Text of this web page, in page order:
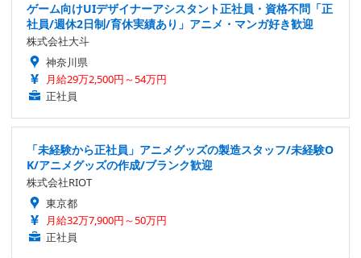
ゲーム向けUIデザイナーアシスタント正社員・資格不問「正
社員/週休2日制/育休実績あり」アニメ・マンガ好き歓迎
株式会社大斗
神奈川県
月給29万2,500円～54万円
正社員
「未経験から正社員」アニメグッズの製造スタッフ/未経験O
K/アニメグッズの作成/ブランク歓迎
株式会社RIOT
東京都
月給32万7,900円～50万円
正社員